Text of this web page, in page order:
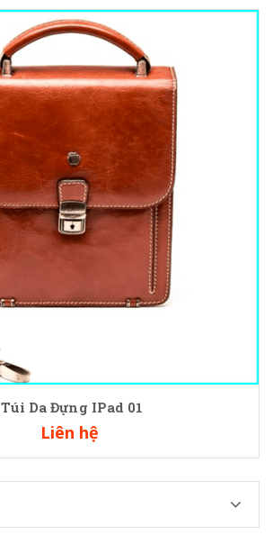
Túi Da Đựng IPad 01
Liên hệ